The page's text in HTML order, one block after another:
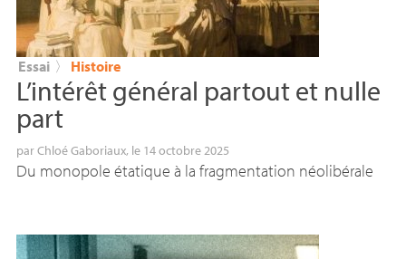
Essai 〉 Histoire
L’intérêt général partout et nulle
part
parChloé Gaboriaux, le 14 octobre 2025
Du monopole étatique à la fragmentation néolibérale